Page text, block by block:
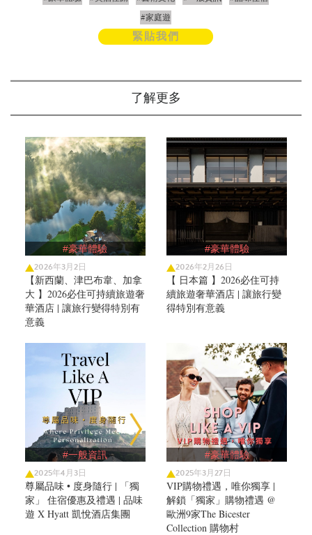
#家庭遊
緊貼我們
了解更多
#豪華體驗
2026年3月2日
【新西蘭、津巴布韋、加拿
大 】2026必住可持續旅遊奢
華酒店 | 讓旅行變得特別有
意義
#豪華體驗
2026年2月26日
【 日本篇 】2026必住可持
續旅遊奢華酒店 | 讓旅行變
得特別有意義
#一般資訊
2025年4月3日
尊屬品味 • 度身隨行 | 「獨
家」 住宿優惠及禮遇 | 品味
遊 X Hyatt 凱悅酒店集團
#豪華體驗
2025年3月27日
VIP購物禮遇，唯你獨享 |
解鎖「獨家」購物禮遇 @
歐洲9家The Bicester
Collection 購物村